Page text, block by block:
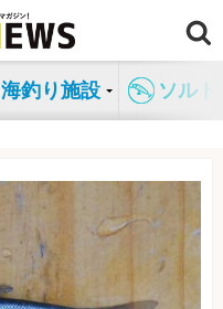
海釣り施設 ソル